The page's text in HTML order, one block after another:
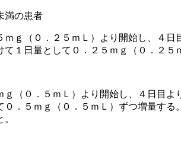
満の患者
ｇ（０．２５ｍＬ）より開始し、４
１日量として０．２５ｍｇ（０．２
（０．５ｍＬ）より開始し、４日目
．５ｍｇ（０．５ｍＬ）ずつ増量す